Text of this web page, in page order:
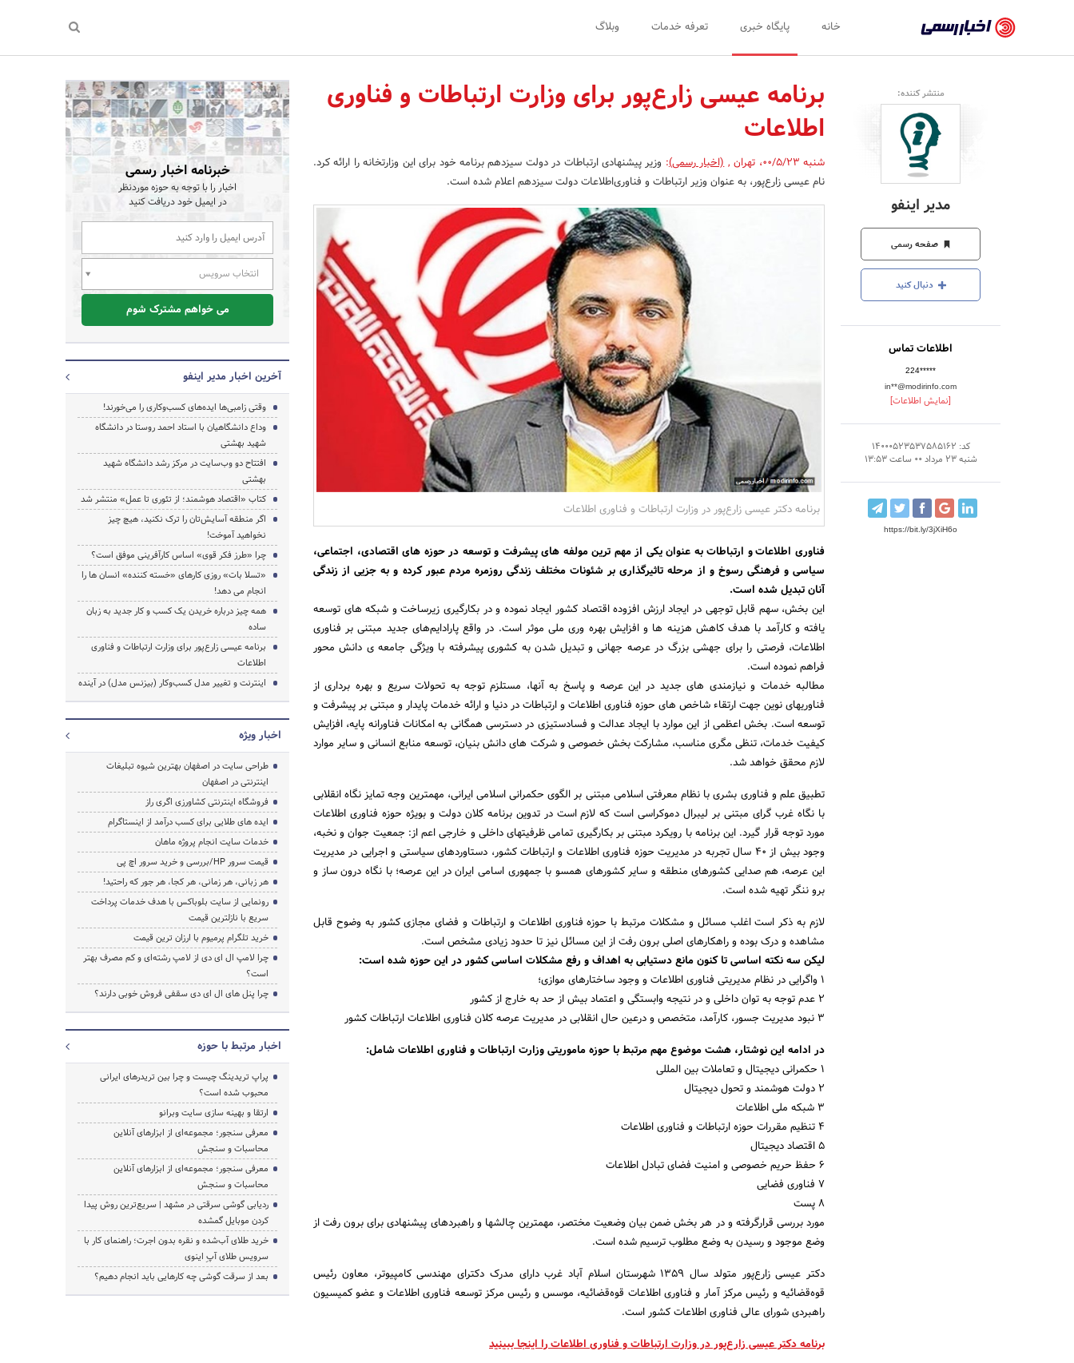
رسمی
-
اخبار
تایید
شده
شرکت‌ها،
سازمان‌ها
و
روابط
عمومی‌ها
خانه پایگاه خبری تعرفه خدمات وبلاگ
منتشر کننده:
مدیر اینفو
صفحه رسمی
دنبال کنید
اطلاعات تماس
224*****
in**@modirinfo.com
[نمایش اطلاعات]
کد: 14000523537585162
شنبه 23 مرداد 00 ساعت 13:53
https://bit.ly/3jXiH6o
برنامه عیسی زارع‌پور برای وزارت ارتباطات‌ و فناوری‌
اطلاعات
شنبه 00/5/23 ، تهران ,(اخبار رسمی): وزیر پیشنهادی ارتباطات در دولت سیزدهم برنامه خود برای این وزارتخانه را ارائه کرد.
نام عیسی زارع‌پور، به عنوان وزیر ارتباطات‌ و فناوری‌اطلاعات دولت سیزدهم اعلام شده است.
برنامه دکتر عیسی زارع‌پور در وزارت ارتباطات‌ و فناوری‌ اطلاعات
فناوری اطلاعات و ارتباطات به عنوان یکی از مهم ترین مولفه های پیشرفت و توسعه در حوزه های اقتصادی، اجتماعی،
سیاسی و فرهنگی رسوخ و از مرحله تاثیرگذاری بر شئونات مختلف زندگی روزمره مردم عبور کرده و به جزیی از زندگی
آنان تبدیل شده است.
این بخش، سهم قابل توجهی در ایجاد ارزش افزوده اقتصاد کشور ایجاد نموده و در بکارگیری زیرساخت و شبکه های توسعه
یافته و کارآمد با هدف کاهش هزینه ها و افزایش بهره وری ملی موثر است. در واقع پارادایم‌های جدید مبتنی بر فناوری
اطلاعات، فرصتی را برای جهشی بزرگ در عرصه جهانی و تبدیل شدن به کشوری پیشرفته با ویژگی جامعه ی دانش محور
فراهم نموده است.
مطالبه خدمات و نیازمندی های جدید در این عرصه و پاسخ به آنها، مستلزم توجه به تحولات سریع و بهره برداری از
فناوریهای نوین جهت ارتقاء شاخص های حوزه فناوری اطلاعات و ارتباطات در دنیا و ارائه خدمات پایدار و مبتنی بر پیشرفت و
توسعه است. بخش اعظمی از این موارد با ایجاد عدالت و فسادستیزی در دسترسی همگانی به امکانات فناورانه پایه، افزایش
کیفیت خدمات، تنظی مگری مناسب، مشارکت بخش خصوصی و شرکت های دانش بنیان، توسعه منابع انسانی و سایر موارد
لازم محقق خواهد شد.
تطبیق علم و فناوری بشری با نظام معرفتی اسلامی مبتنی بر الگوی حکمرانی اسلامی ایرانی، مهمترین وجه تمایز نگاه انقلابی
با نگاه غرب گرای مبتنی بر لیبرال دموکراسی است که لازم است در تدوین برنامه کلان دولت و بویژه حوزه فناوری اطلاعات
مورد توجه قرار گیرد. این برنامه با رویکرد مبتنی بر بکارگیری تمامی ظرفیتهای داخلی و خارجی اعم از: جمعیت جوان و نخبه،
وجود بیش از 40 سال تجربه در مدیریت حوزه فناوری اطلاعات و ارتباطات کشور، دستاوردهای سیاستی و اجرایی در مدیریت
این عرصه، هم صدایی کشورهای منطقه و سایر کشورهای همسو با جمهوری اسامی ایران در این عرصه؛ با نگاه درون ساز و
برو ننگر تهیه شده است.
لازم به ذکر است اغلب مسائل و مشکلات مرتبط با حوزه فناوری اطلاعات و ارتباطات و فضای مجازی کشور به وضوح قابل
مشاهده و درک بوده و راهکارهای اصلی برون رفت از این مسائل نیز تا حدود زیادی مشخص است.
لیکن سه نکته اساسی تا کنون مانع دستیابی به اهداف و رفع مشکلات اساسی کشور در این حوزه شده است:
1 واگرایی در نظام مدیریتی فناوری اطلاعات و وجود ساختارهای موازی؛
2 عدم توجه به توان داخلی و در نتیجه وابستگی و اعتماد بیش از حد به خارج از کشور
3 نبود مدیریت جسور، کارآمد، متخصص و درعین حال انقلابی در مدیریت عرصه کلان فناوری اطلاعات ارتباطات کشور
در ادامه این نوشتار، هشت موضوع مهم مرتبط با حوزه ماموریتی وزارت ارتباطات و فناوری اطلاعات شامل:
1 حکمرانی دیجیتال و تعاملات بین المللی
2 دولت هوشمند و تحول دیجیتال
3 شبکه ملی اطلاعات
4 تنظیم مقررات حوزه ارتباطات و فناوری اطلاعات
5 اقتصاد دیجیتال
6 حفظ حریم خصوصی و امنیت فضای تبادل اطلاعات
7 فناوری فضایی
8 پست
مورد بررسی قرارگرفته و در هر بخش ضمن بیان وضعیت مختصر، مهمترین چالشها و راهبردهای پیشنهادی برای برون رفت از
وضع موجود و رسیدن به وضع مطلوب ترسیم شده است.
دکتر عیسی زارع‌پور متولد سال 1359 شهرستان اسلام آباد غرب دارای مدرک دکترای مهندسی کامپیوتر، معاون رئیس
قوه‌قضائیه و رئیس مرکز آمار و فناوری اطلاعات قوه‌قضائیه، موسس و رئیس مرکز توسعه فناوری اطلاعات و عضو کمیسیون
راهبردی شورای عالی فناوری اطلاعات کشور است.
برنامه دکتر عیسی زارع‌پور در وزارت ارتباطات‌ و فناوری‌ اطلاعات را اینجا ببینید
خبرنامه اخبار رسمی
اخبار را با توجه به حوزه موردنظر
در ایمیل خود دریافت کنید
انتخاب سرویس
می خواهم مشترک شوم
آخرین اخبار مدیر اینفو
وقتی زامبی‌ها ایده‌های‌ کسب‌وکاری‌ را می‌خورند!
وداع دانشگاهیان با استاد احمد روستا در دانشگاه
شهید بهشتی
افتتاح دو وب‌سایت در مرکز رشد دانشگاه شهید
بهشتى
کتاب «اقتصاد هوشمند؛ از تئوری تا عمل» منتشر شد
اگر منطقه آسایش‌تان را ترک نکنید، هیچ چیز
نخواهید آموخت!
چرا «طرز فکر قوی» اساس کارآفرینی موفق است؟
«تسلا بات» روزی کارهای «خسته کننده» انسان ها را
انجام می دهد!
همه چیز درباره خریدن یک کسب و کار جدید به زبان
ساده
برنامه عیسی زارع‌پور برای وزارت ارتباطات‌ و فناوری‌
اطلاعات
اینترنت و تغییر مدل کسب‌وکار (بیزنس مدل‌) در آینده
اخبار ویژه
طراحی سایت در اصفهان بهترین شیوه تبلیغات
اینترنتی در اصفهان
فروشگاه اینترنتی کشاورزی اگری راز
ایده های طلایی برای کسب درآمد از اینستاگرام
خدمات سایت انجام پروژه ماهان
قیمت سرور HP/بررسی و خرید سرور اچ پی
هر زبانی، هر زمانی، هر کجا، هر جور که راحتید!
رونمایی از سایت بلوباکس با هدف خدمات پرداخت
سریع با نازلترین قیمت
خرید تلگرام پرمیوم با ارزان ترین قیمت
چرا لامپ ال ای دی از لامپ رشته‌ای و کم مصرف بهتر
است؟
چرا پنل های ال ای دی سقفی فروش خوبی دارند؟
اخبار مرتبط با حوزه
پراپ تریدینگ چیست و چرا بین تریدرهای ایرانی
محبوب شده است؟
ارتقا و بهینه سازی سایت وبرانو
معرفی سنجور؛ مجموعه‌ای از ابزارهای آنلاین
محاسبات و سنجش
معرفی سنجور؛ مجموعه‌ای از ابزارهای آنلاین
محاسبات و سنجش
ردیابی گوشی سرقتی در مشهد | سریع‌ترین روش پیدا
کردن موبایل گمشده
خرید طلای آب‌شده و نقره بدون اجرت؛ راهنمای کار با
سرویس طلای آپِ اینوی
بعد از سرقت گوشی چه کارهایی باید انجام دهیم؟